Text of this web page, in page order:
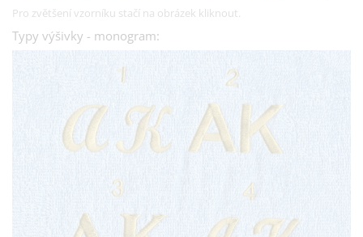
Pro zvětšení vzorníku stačí na obrázek kliknout.
Typy výšivky - monogram: